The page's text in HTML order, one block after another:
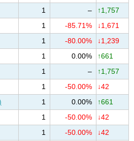
1 –
↑1,757
1 -85.71%
↓1,671
1 -80.00%
↓1,239
1 0.00%
↑661
1 –
↑1,757
1 -50.00%
↓42
1 0.00%
↑661
1 -50.00%
↓42
1 -50.00% ↓42